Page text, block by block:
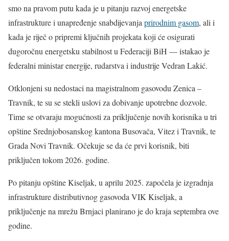
smo na pravom putu kada je u pitanju razvoj energetske
infrastrukture i unapređenje snabdijevanjaprirodnim gasom, ali i
kada je riječ o pripremi ključnih projekata koji će osigurati
dugoročnu energetsku stabilnost u Federaciji BiH — istakao je
federalni ministar energije, rudarstva i industrije Vedran Lakić.
Otklonjeni su nedostaci na magistralnom gasovodu Zenica –
Travnik, te su se stekli uslovi za dobivanje upotrebne dozvole.
Time se otvaraju mogućnosti za priključenje novih korisnika u tri
opštine Srednjobosanskog kantona Busovača, Vitez i Travnik, te
Grada Novi Travnik. Očekuje se da će prvi korisnik, biti
priključen tokom 2026. godine.
Po pitanju opštine Kiseljak, u aprilu 2025. započela je izgradnja
infrastrukture distributivnog gasovoda VIK Kiseljak, a
priključenje na mrežu Brnjaci planirano je do kraja septembra ove
godine.